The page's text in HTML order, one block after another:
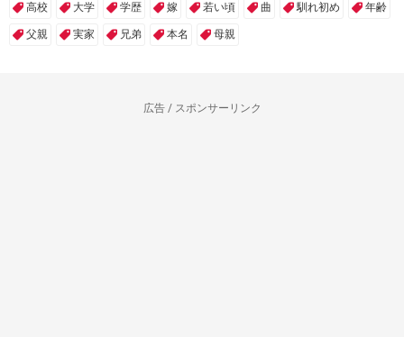
高校 大学 学歴 嫁 若い頃 曲 馴れ初め 年齢
父親 実家 兄弟 本名 母親
広告 / スポンサーリンク